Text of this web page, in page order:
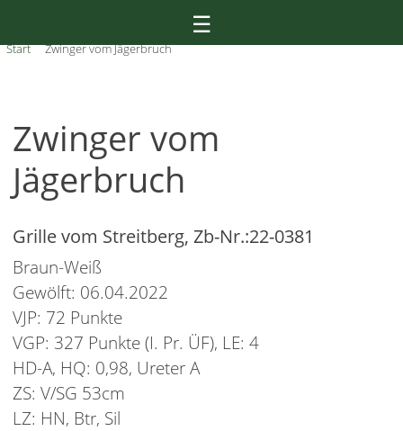
to
☰
Start Zwinger vom Jägerbruch
Zwinger vom
Jägerbruch
Grille vom Streitberg, Zb-Nr.:22-0381
Braun-Weiß
Gewölft: 06.04.2022
VJP: 72 Punkte
VGP: 327 Punkte (I. Pr. ÜF), LE: 4
HD-A, HQ: 0,98, Ureter A
ZS: V/SG 53cm
LZ: HN, Btr, Sil